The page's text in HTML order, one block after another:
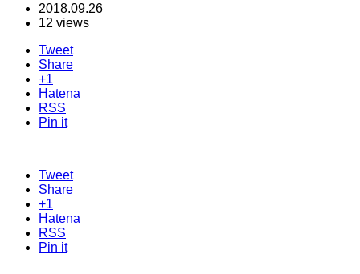
2018.09.26
12 views
Tweet
Share
+1
Hatena
RSS
Pin it
Tweet
Share
+1
Hatena
RSS
Pin it